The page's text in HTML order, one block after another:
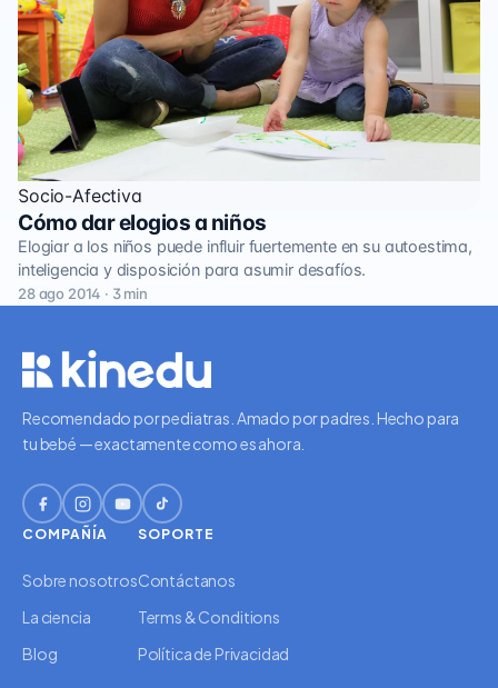
Socio-Afectiva
Cómo dar elogios a niños
Elogiar a los niños puede influir fuertemente en su autoestima,
inteligencia y disposición para asumir desafíos.
28 ago 2014 · 3 min
Recomendado por pediatras. Amado por padres. Hecho para
tu bebé — exactamente como es ahora.
COMPAÑÍA
Sobre nosotros
La ciencia
Blog
SOPORTE
Contáctanos
Terms & Conditions
Política de Privacidad